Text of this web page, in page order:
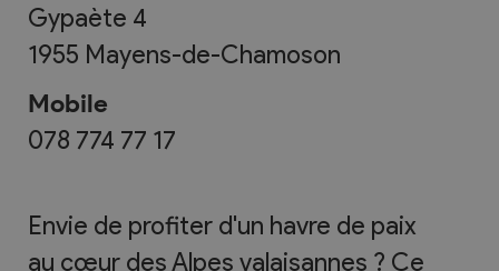
Gypaète 4
1955 Mayens-de-Chamoson
Mobile
078 774 77 17
Envie de profiter d'un havre de paix
au cœur des Alpes valaisannes ? Ce